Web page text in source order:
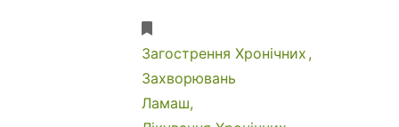
Загострення Хронічних
Захворювань
Ламаш